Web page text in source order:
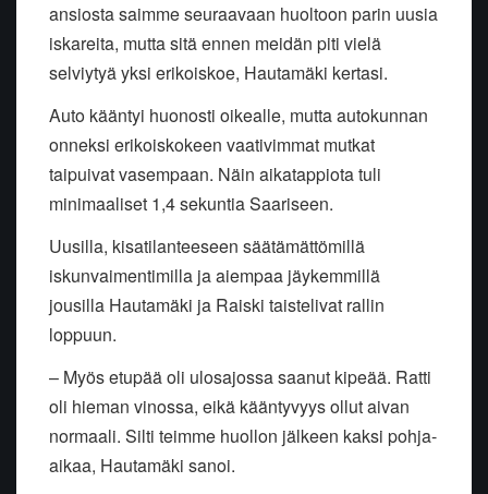
ansiosta saimme seuraavaan huoltoon parin uusia
iskareita, mutta sitä ennen meidän piti vielä
selviytyä yksi erikoiskoe, Hautamäki kertasi.
Auto kääntyi huonosti oikealle, mutta autokunnan
onneksi erikoiskokeen vaativimmat mutkat
taipuivat vasempaan. Näin aikatappiota tuli
minimaaliset 1,4 sekuntia Saariseen.
Uusilla, kisatilanteeseen säätämättömillä
iskunvaimentimilla ja aiempaa jäykemmillä
jousilla Hautamäki ja Raiski taistelivat rallin
loppuun.
– Myös etupää oli ulosajossa saanut kipeää. Ratti
oli hieman vinossa, eikä kääntyvyys ollut aivan
normaali. Silti teimme huollon jälkeen kaksi pohja-
aikaa, Hautamäki sanoi.